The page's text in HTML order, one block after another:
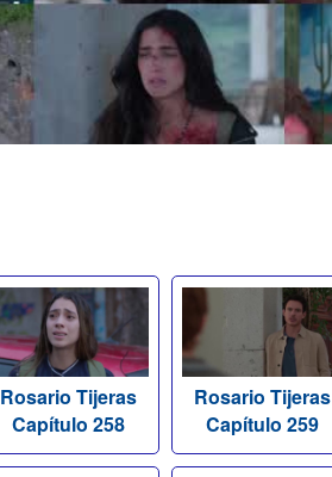
Rosario Tijeras
Capítulo 258
Rosario Tijeras
Capítulo 259